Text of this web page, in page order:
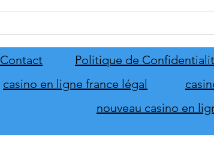
du direct de THQ Nordic
Contact Politique de
casino en ligne france légal
nouveau casino en